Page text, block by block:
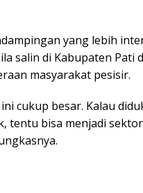
yang lebih
salin di Kabupaten Pati
masyarakat pesisir.
cukup besar. Kalau
tentu bisa menjadi